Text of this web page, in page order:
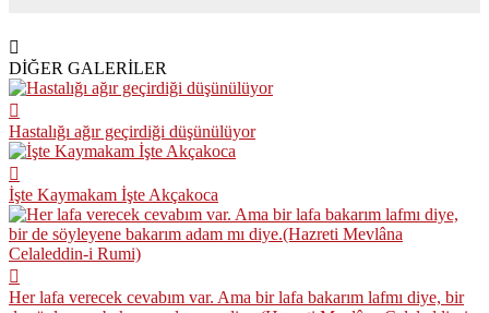
DİĞER GALERİLER
Hastalığı ağır geçirdiği düşünülüyor
İşte Kaymakam İşte Akçakoca
Her lafa verecek cevabım var. Ama bir lafa bakarım lafmı diye, bir